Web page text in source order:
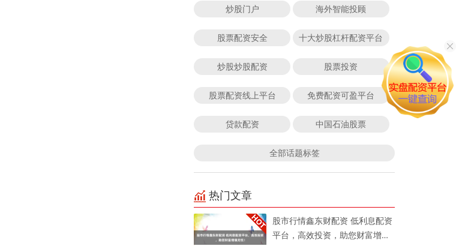
炒股门户 海外智能投顾
股票配资安全 十大炒股杠杆配资平台
炒股炒股配资 股票投资
股票配资线上平台 免费配资可盈平台
贷款配资 中国石油股票
全部话题标签
热门文章
股市行情鑫东财配资 低利息配资
平台，高效投资，助您财富增值